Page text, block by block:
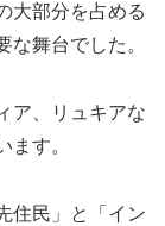
大部分を占める
舞台でした。
ア、リュキアな
ます。
住民」と「イン